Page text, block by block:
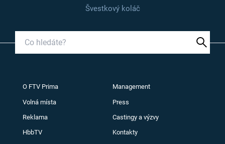
Švestkový koláč
O FTV Prima Management
Volná místa Press
Reklama Castingy a výzvy
HbbTV Kontakty